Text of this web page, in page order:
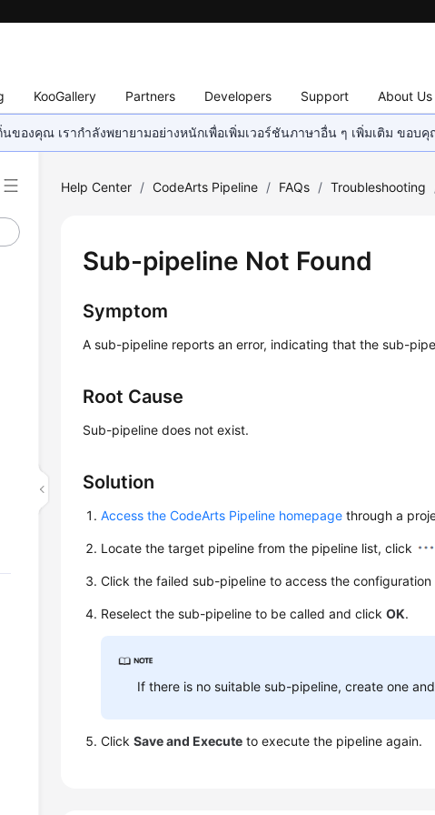
KooGallery Partners Developers Support About Us
ของคุณ เรากำลังพยายามอย่างหนักเพื่อเพิ่มเวอร์ชันภาษาอื่น ๆ เพิ่มเติม ขอ
Help Center / CodeArts Pipeline / FAQs / Troubleshooting
Sub-pipeline Not Found
Symptom
A sub-pipeline reports an error, indicating that the sub-
Root Cause
Sub-pipeline does not exist.
Solution
Access the CodeArts Pipeline homepage through a
Locate the target pipeline from the pipeline list, click
Click the failed sub-pipeline to access the configuration
Reselect the sub-pipeline to be called and clickOK.
If there is no suitable sub-pipeline, create one
ClickSave and Execute to execute the pipeline again.